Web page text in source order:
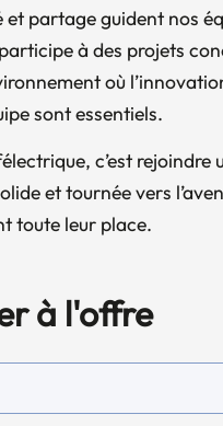
partage guident nos
à des projets
où
sont essentiels.
c’est rejoindre
et tournée vers
toute leur place.
à l'offre